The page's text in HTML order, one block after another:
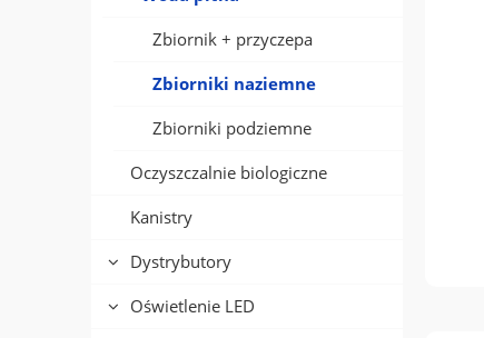
Zbiornik + przyczepa
Zbiorniki naziemne
Zbiorniki podziemne
Oczyszczalnie biologiczne
Kanistry
Dystrybutory
Oświetlenie LED